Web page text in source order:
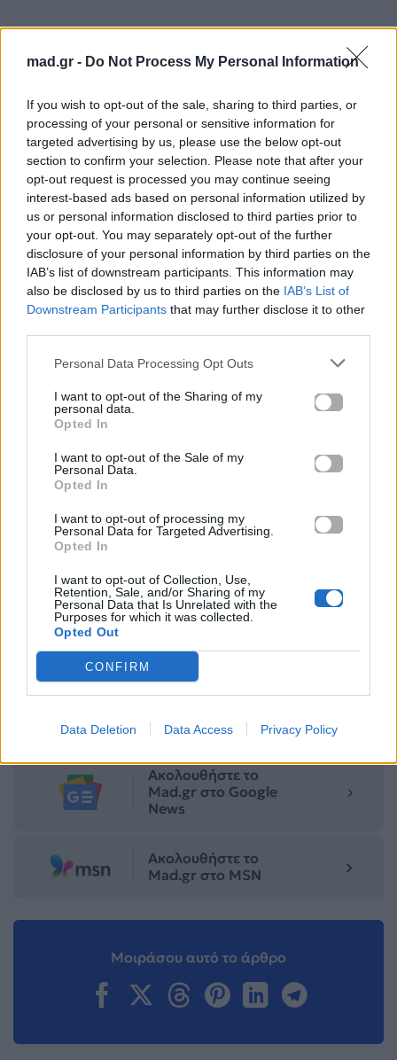
mad.gr - Do Not Process My Personal Information
If you wish to opt-out of the sale, sharing to third parties, or
processing of your personal or sensitive information for
targeted advertising by us, please use the below opt-out
section to confirm your selection. Please note that after your
opt-out request is processed you may continue seeing
interest-based ads based on personal information utilized by
us or personal information disclosed to third parties prior to
your opt-out. You may separately opt-out of the further
disclosure of your personal information by third parties on the
IAB’s list of downstream participants. This information may
also be disclosed by us to third parties on the IAB’s List of
Downstream Participants that may further disclose it to other
Personal Data Processing Opt Outs
I want to opt-out of the Sharing of my
personal data.
Opted In
I want to opt-out of the Sale of my
Personal Data.
Opted In
I want to opt-out of processing my
Personal Data for Targeted Advertising.
Opted In
I want to opt-out of Collection, Use,
Retention, Sale, and/or Sharing of my
Personal Data that Is Unrelated with the
Purposes for which it was collected.
Opted Out
CONFIRM
Data Deletion Data Access Privacy Policy
Για σχόλια, μηνύματα ή φωτογραφικό υλικό
σχετικά με τοMad.gr
, επικοινωνήστε μέσω
ακολουθήστε μας στοInstagram
Ashley Park Emily in Paris
Ακολουθήστε το
Mad.gr στο Google
News
Ακολουθήστε το
Mad.gr στο MSN
Μοιράσου αυτό το άρθρο